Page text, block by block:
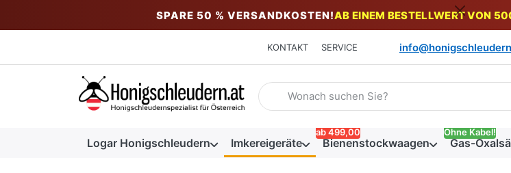
SPARE 50 % VERSANDKOSTEN!AB EINEM BESTELLWERT VON
KONTAKT SERVICE
Geben Sie einen Suchbegriff ein. Während Sie
Logar Honigschleudern Imkereigeräte Bienenstockwaagen
ab 499,00
Gas-
Ohne Kabel!